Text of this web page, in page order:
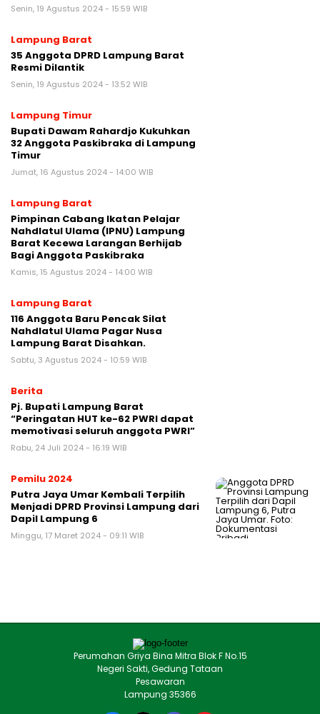
Senin, 19 Agustus 2024 - 15:59 WIB
Lampung Barat
35 Anggota DPRD Lampung Barat
Resmi Dilantik
Senin, 19 Agustus 2024 - 13:52 WIB
Lampung Timur
Bupati Dawam Rahardjo Kukuhkan
32 Anggota Paskibraka di Lampung
Timur
Jumat, 16 Agustus 2024 - 14:00 WIB
Lampung Barat
Pimpinan Cabang Ikatan Pelajar
Nahdlatul Ulama (IPNU) Lampung
Barat Kecewa Larangan Berhijab
Bagi Anggota Paskibraka
Kamis, 15 Agustus 2024 - 14:00 WIB
Lampung Barat
116 Anggota Baru Pencak Silat
Nahdlatul Ulama Pagar Nusa
Lampung Barat Disahkan.
Sabtu, 3 Agustus 2024 - 10:59 WIB
Berita
Pj. Bupati Lampung Barat
“Peringatan HUT ke-62 PWRI dapat
memotivasi seluruh anggota PWRI”
Rabu, 24 Juli 2024 - 16:19 WIB
Pemilu 2024
Putra Jaya Umar Kembali Terpilih
Menjadi DPRD Provinsi Lampung dari
Dapil Lampung 6
Minggu, 17 Maret 2024 - 09:11 WIB
Perumahan Griya Bina Mitra Blok F No.15
Negeri Sakti, Gedung Tataan
Pesawaran
Lampung 35366